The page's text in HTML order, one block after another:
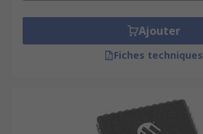
Ajouter
Fiches techniques